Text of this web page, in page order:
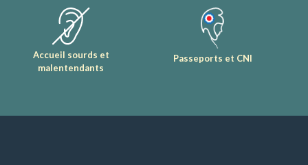
Accueil sourds et
malentendants
Passeports et CNI